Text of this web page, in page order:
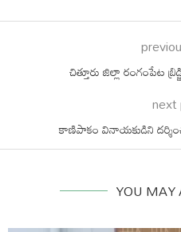
చిత్తూరు జిల్లా రంగంపేట
కాణిపాకం వినాయకుడిని
YOU MAY